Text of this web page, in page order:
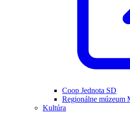
Coop Jednota SD
Regionálne múzeum
Kultúra